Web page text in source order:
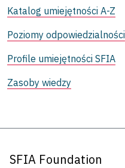
Katalog umiejętności A-Z
Poziomy odpowiedzialności
Profile umiejętności SFIA
Zasoby wiedzy
SFIA Foundation